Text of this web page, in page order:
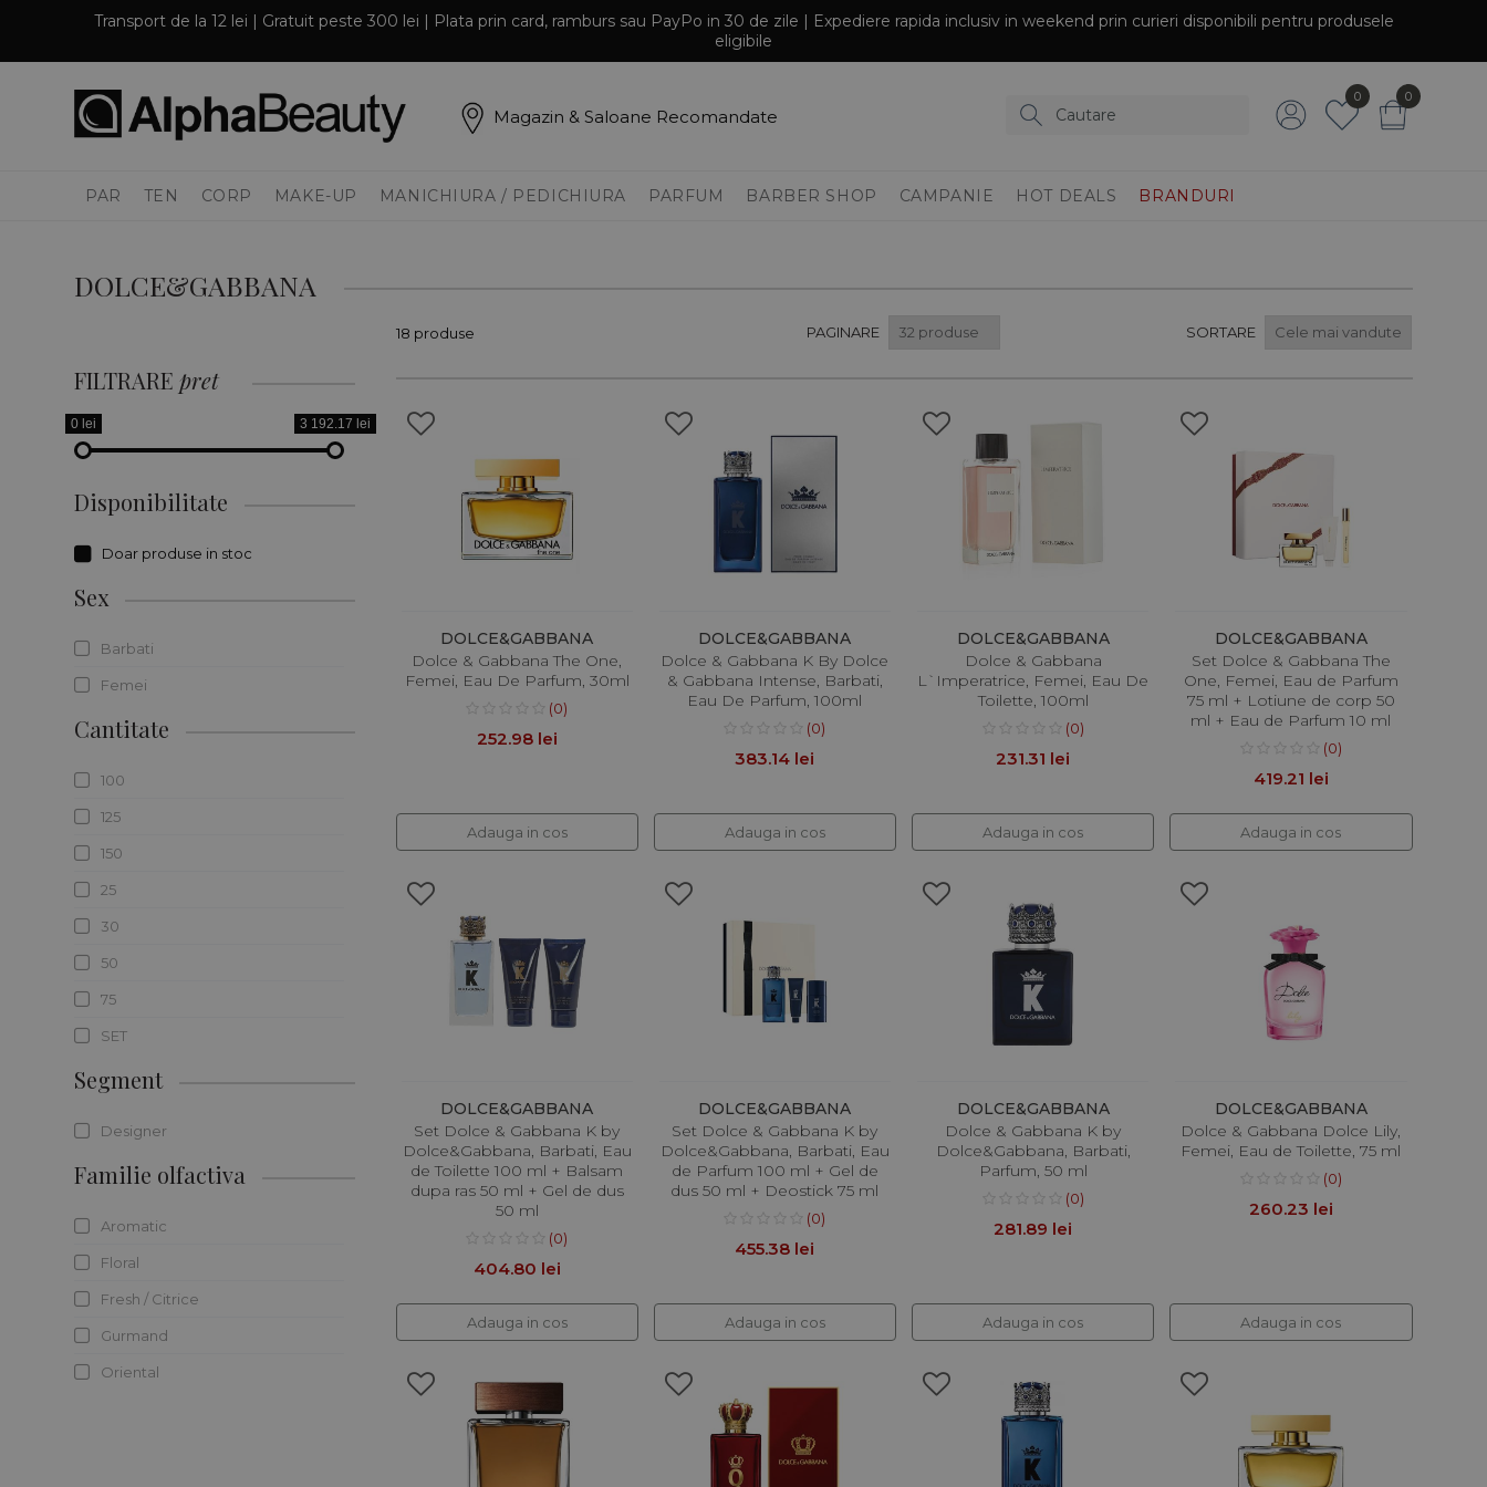
Transport de la 12 lei | Gratuit peste 300 lei | Plata prin card, ramburs sau PayPo in 30 de zile | Expediere rapida inclusiv in weekend prin curieri disponibili pentru produsele
eligibile
Magazin & Saloane Recomandate
0 0
PAR TEN CORP MAKE-UP MANICHIURA / PEDICHIURA PARFUM BARBER SHOP CAMPANIE HOT DEALS BRANDURI
DOLCE&GABBANA
FILTRAREpret
0 lei 3 192.17 lei
Disponibilitate
Doar produse in stoc
Sex
Barbati
Femei
Cantitate
100
125
150
25
30
50
75
SET
Segment
Designer
Familie olfactiva
Aromatic
Floral
Fresh / Citrice
Gurmand
Oriental
18 produse PAGINARE SORTARE
DOLCE&GABBANA
Dolce & Gabbana The One,
Femei, Eau De Parfum, 30ml
(0)
252.98 lei
Adauga in cos
DOLCE&GABBANA
Dolce & Gabbana K By Dolce
& Gabbana Intense, Barbati,
Eau De Parfum, 100ml
(0)
383.14 lei
Adauga in cos
DOLCE&GABBANA
Dolce & Gabbana
L`Imperatrice, Femei, Eau De
Toilette, 100ml
(0)
231.31 lei
Adauga in cos
DOLCE&GABBANA
Set Dolce & Gabbana The
One, Femei, Eau de Parfum
75 ml + Lotiune de corp 50
ml + Eau de Parfum 10 ml
(0)
419.21 lei
Adauga in cos
DOLCE&GABBANA
Set Dolce & Gabbana K by
Dolce&Gabbana, Barbati, Eau
de Toilette 100 ml + Balsam
dupa ras 50 ml + Gel de dus
50 ml
(0)
404.80 lei
Adauga in cos
DOLCE&GABBANA
Set Dolce & Gabbana K by
Dolce&Gabbana, Barbati, Eau
de Parfum 100 ml + Gel de
dus 50 ml + Deostick 75 ml
(0)
455.38 lei
Adauga in cos
DOLCE&GABBANA
Dolce & Gabbana K by
Dolce&Gabbana, Barbati,
Parfum, 50 ml
(0)
281.89 lei
Adauga in cos
DOLCE&GABBANA
Dolce & Gabbana Dolce Lily,
Femei, Eau de Toilette, 75 ml
(0)
260.23 lei
Adauga in cos